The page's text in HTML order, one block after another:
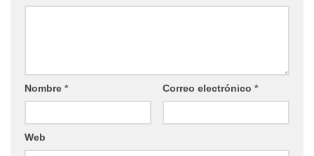
Nombre * Correo electrónico *
Web